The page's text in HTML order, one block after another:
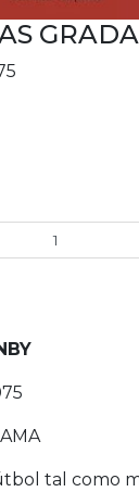
tal como